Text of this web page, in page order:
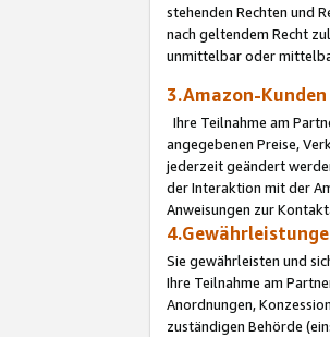
stehenden Rechten und
nach geltendem Recht
unmittelbar oder
3.Amazon-Kunden
Ihre Teilnahme am
angegebenen Preise,
jederzeit geändert
der Interaktion mit der
Anweisungen zur
Sie gewährleisten und
Ihre Teilnahme am
Anordnungen,
zuständigen Behörde